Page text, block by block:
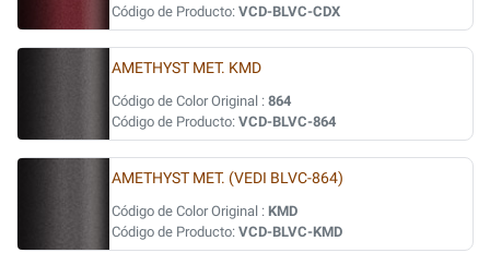
Código de Producto: VCD-BLVC-CDX
AMETHYST MET. KMD
Código de Color Original : 864
Código de Producto: VCD-BLVC-864
AMETHYST MET. (VEDI BLVC-864)
Código de Color Original : KMD
Código de Producto: VCD-BLVC-KMD